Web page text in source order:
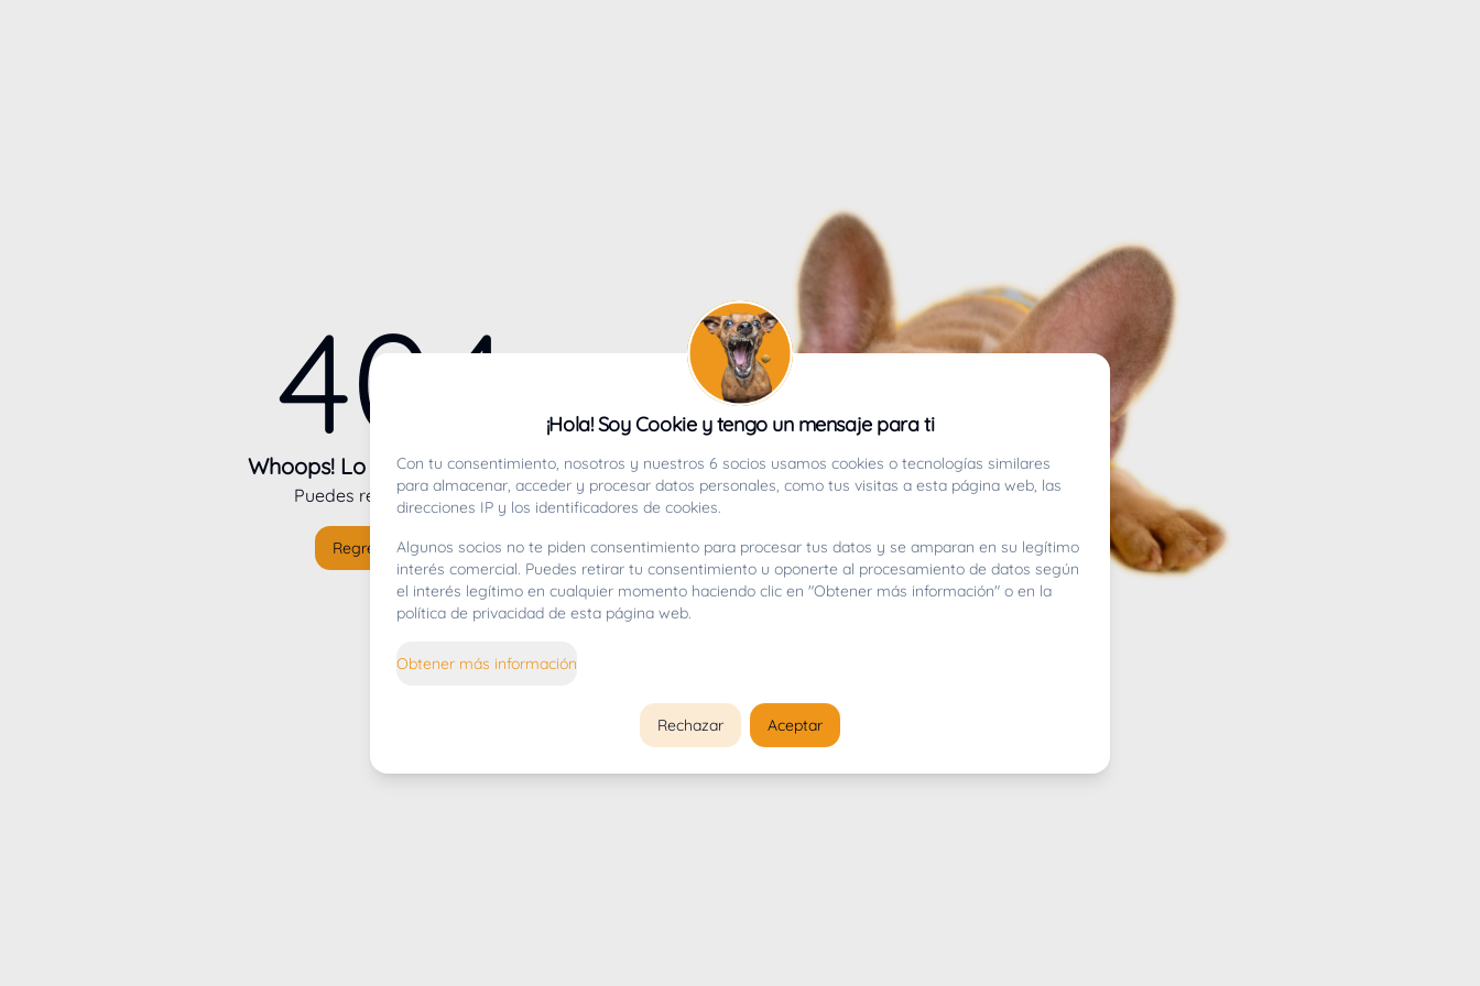
404
Whoops! Lo sentimos mucho.
Puedes regresar alinicio
Regresar al inicio
¡Hola! Soy Cookie y tengo un mensaje para ti
Con tu consentimiento, nosotros y nuestros 6 socios usamos cookies o tecnologías similares
para almacenar, acceder y procesar datos personales, como tus visitas a esta página web, las
direcciones IP y los identificadores de cookies.
Algunos socios no te piden consentimiento para procesar tus datos y se amparan en su legítimo
interés comercial. Puedes retirar tu consentimiento u oponerte al procesamiento de datos según
el interés legítimo en cualquier momento haciendo clic en "Obtener más información" o en la
política de privacidad de esta página web.
Obtener más información
Rechazar Aceptar